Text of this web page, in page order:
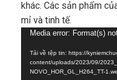
khác. Các sản phẩm
mỉ và tinh tế.
Trình
chơi
Video
Media error: Format(s)
Tải về tệp tin: https://
content/uploads/2023/09/
NOVO_HOR_GL_H264_TT-